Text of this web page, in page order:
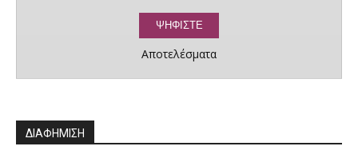
Αποτελέσματα
ΔΙΑΦΗΜΙΣΗ